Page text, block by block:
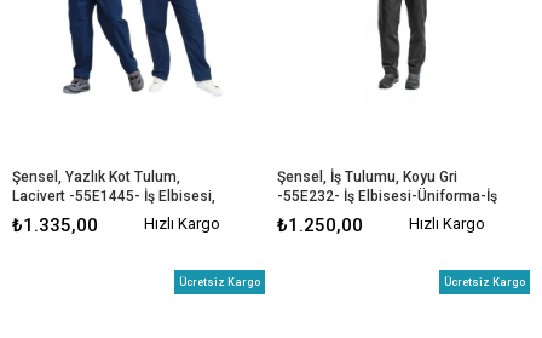
Şensel, Yazlık Kot Tulum,
Lacivert -55E1445- İş Elbisesi,
UNISEX
₺1.335,00 Hızlı Kargo
Şensel, İş Tulumu, Koyu Gri
-55E232- İş Elbisesi-Üniforma-İş
Kıyafeti
₺1.250,00 Hızlı Kargo
Ücretsiz Kargo Ücretsiz Kargo